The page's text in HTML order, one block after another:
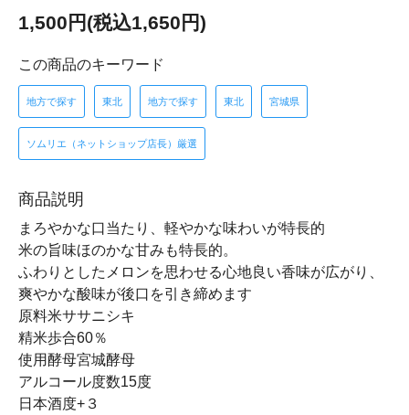
1,500円(税込1,650円)
この商品のキーワード
地方で探す 東北 地方で探す 東北 宮城県
ソムリエ（ネットショップ店長）厳選
商品説明
まろやかな口当たり、軽やかな味わいが特長的
米の旨味ほのかな甘みも特長的。
ふわりとしたメロンを思わせる心地良い香味が広がり、
爽やかな酸味が後口を引き締めます
原料米ササニシキ
精米歩合60％
使用酵母宮城酵母
アルコール度数15度
日本酒度+３